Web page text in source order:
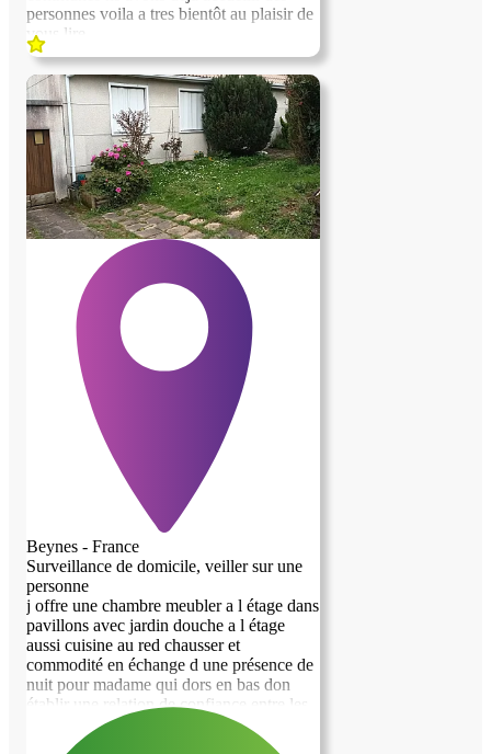
personnes voila a tres bientôt au plaisir de
vous lire
Beynes - France
Surveillance de domicile, veiller sur une
personne
j offre une chambre meubler a l étage dans
pavillons avec jardin douche a l étage
aussi cuisine au red chausser et
commodité en échange d une présence de
nuit pour madame qui dors en bas don
établir une relation de confiance entre les
personnes surtout quant je suis absent de
la maisons